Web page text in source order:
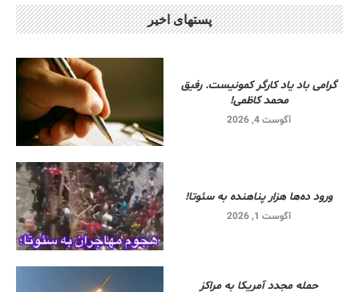
پستهای اخیر
گرامی باد یاد کارگر کمونیست. رفیق
محمد کاظمی!
آگوست 4, 2026
ورود ده‌ها هزار پناهنده به سئوتا!
آگوست 1, 2026
حمله مجدد آمریکا به مراکز